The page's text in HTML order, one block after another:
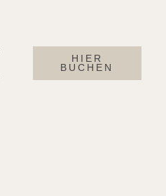
HIER
BUCHEN